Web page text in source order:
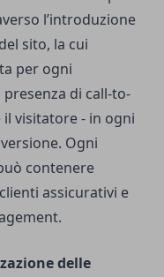
l’introduzione
sito, la cui
per ogni
presenza di call-to-
visitatore - in ogni
Ogni
contenere
assicurativi e
delle